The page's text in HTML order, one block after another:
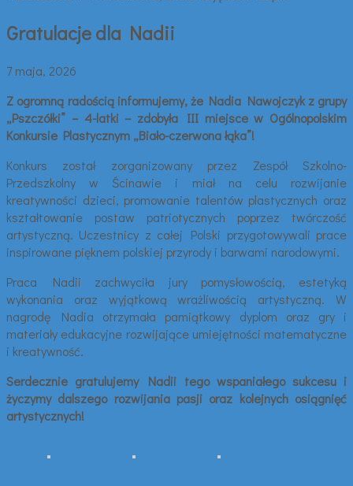
Gratulacje dla Nadii
7 maja, 2026
Z ogromną radością informujemy, że Nadia Nawojczyk z grupy
„Pszczółki” – 4-latki – zdobyła III miejsce w Ogólnopolskim
Konkursie Plastycznym „Biało-czerwona łąka”!
Konkurs został zorganizowany przez Zespół Szkolno-
Przedszkolny w Ścinawie i miał na celu rozwijanie
kreatywności dzieci, promowanie talentów plastycznych oraz
kształtowanie postaw patriotycznych poprzez twórczość
artystyczną. Uczestnicy z całej Polski przygotowywali prace
inspirowane pięknem polskiej przyrody i barwami narodowymi.
Praca Nadii zachwyciła jury pomysłowością, estetyką
wykonania oraz wyjątkową wrażliwością artystyczną. W
nagrodę Nadia otrzymała pamiątkowy dyplom oraz gry i
materiały edukacyjne rozwijające umiejętności matematyczne
i kreatywność.
Serdecznie gratulujemy Nadii tego wspaniałego sukcesu i
życzymy dalszego rozwijania pasji oraz kolejnych osiągnięć
artystycznych!